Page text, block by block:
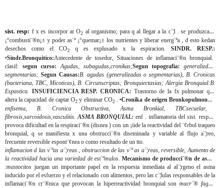
sist. resp: f x es incorpor ar O2 al organismo; para q al llegar a la c¨¦l . se produzca la
¡°combusti¨®n¡± y poder as¨ª ¡°quemar¡± los nutrientes y liberar energ¨ªa , d esto kedan
desechos como el CO2 q es explusado x la espiracion. SINDR. RESP.:
•Sindr.Bronquitico:Antecedente de tosedor, Situaciones de inflamaci¨®n bronquial.
clasif: segun curso: Agudas, subagudas,cronikas;Segun topografia:generalizdas,
segmentarias; Segun Causas:B. agudas (generalizadas o segmentarias), B. Cronicas
(bacteriana, TBC, Micoticas), B. Circunscriptas; Bronquiectasias; Alergia Bronquial:B.
Espastica. INSUFICIENCIA RESP. CRONICA: Trastorno de la fx pulmonar que
altera la capacidad de captar O2 y eliminar CO2 . •Cronika de origen Bronkopulmonar:
enfisema, B. Cronica Obstructiva, Asma Bronkial, TBCsecuelar,
fibrosis,sarcoidosis,vasculitis.ASMA BRONQUIAL:enf . inflamatoria del sist. resp .q
provoca dificultad en la respiraci¨®n (disnea ) con un ¡üde la reactividad del ¨¢rbol traqueo
bronquial, q se manifiesta x una obstrucci¨®n diseminada y variable al flujo a¨¦reo,
frecuente reversible espont¨¢nea o como resultado de un tto.
inflamacion d las v¨ªas a¨¦reas , obstruccion de las v¨ª as a¨¦reas, reversible, Aumento de
la reactividad hacia una variedad de est¨ªmulos.Mecanismo de producci¨®n de asma
:mastocitos juegan un importante papel en la respuesta inmediata al al¨¦rgeno el asma
inducido por el esfuerzo y el relacionado con alimentos, pero las c¨¦lulas responsables de la
inflamaci¨®n cr¨®nica que provocan la hiperreactividad bronquial sonmacr¨® fagos,